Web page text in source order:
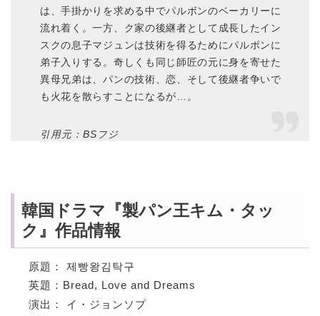
は、手掛かりを求める中でパルボンのベーカリーに
流れ着く。一方、ク家の後継者として成長したイン
スクの息子マジュンは技術を得るためにパルボンに
弟子入りする。奇しくも同じ師匠の元に身を寄せた
異母兄弟は、パンの技術、恋、そして後継者争いで
も火花を散らすことになるが…。
引用元：BSフジ
韓国ドラマ『製パン王キム・タッ
ク』作品情報
原題： 제빵왕김탁구
英題：Bread, Love and Dreams
演出： イ・ジョンソプ